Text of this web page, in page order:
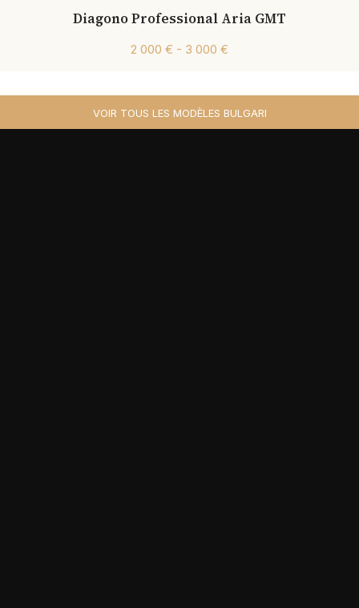
Diagono Professional Aria GMT
2 000 € - 3 000 €
VOIR TOUS LES MODÈLES BULGARI